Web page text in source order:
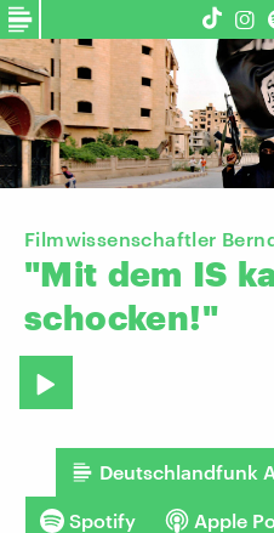
Filmwissenschaftler
"Mit dem IS
schocken!"
Deutschlandfunk
Spotify Apple